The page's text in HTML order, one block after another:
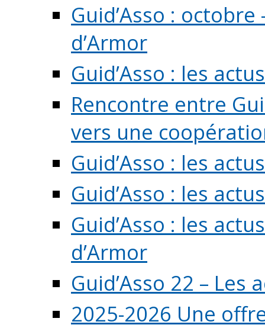
Guid’Asso :
d’Armor
Guid’Asso : les
Rencontre entre
vers une
Guid’Asso : les
Guid’Asso : les
Guid’Asso : les
d’Armor
Guid’Asso 22 – Les
2025-2026 Une